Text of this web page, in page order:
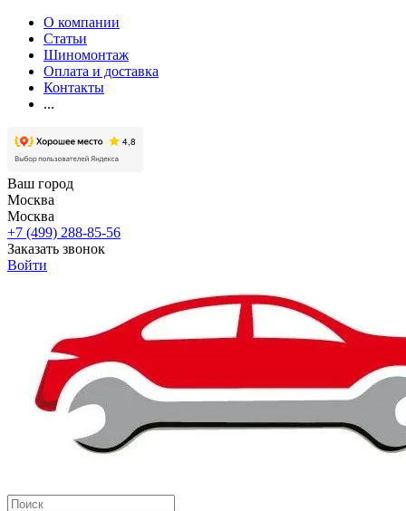
О компании
Статьи
Шиномонтаж
Оплата и доставка
Контакты
...
Ваш город
Москва
Москва
+7 (499) 288-85-56
Заказать звонок
Войти